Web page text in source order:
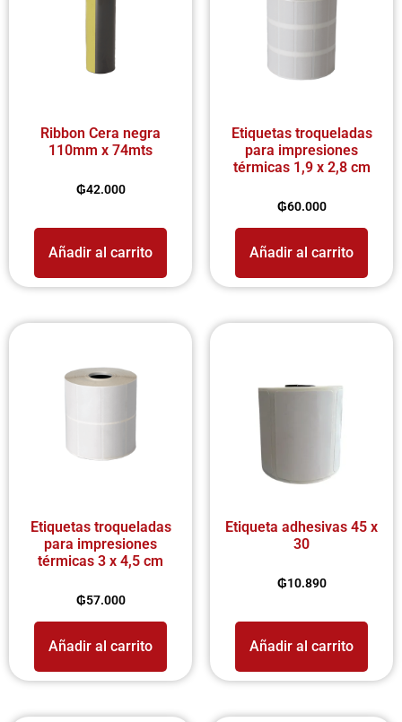
Ribbon Cera negra
110mm x 74mts
₲42.000
Añadir al carrito
Etiquetas troqueladas
para impresiones
térmicas 1,9 x 2,8 cm
₲60.000
Añadir al carrito
Etiquetas troqueladas
para impresiones
térmicas 3 x 4,5 cm
₲57.000
Añadir al carrito
Etiqueta adhesivas 45 x
30
₲10.890
Añadir al carrito